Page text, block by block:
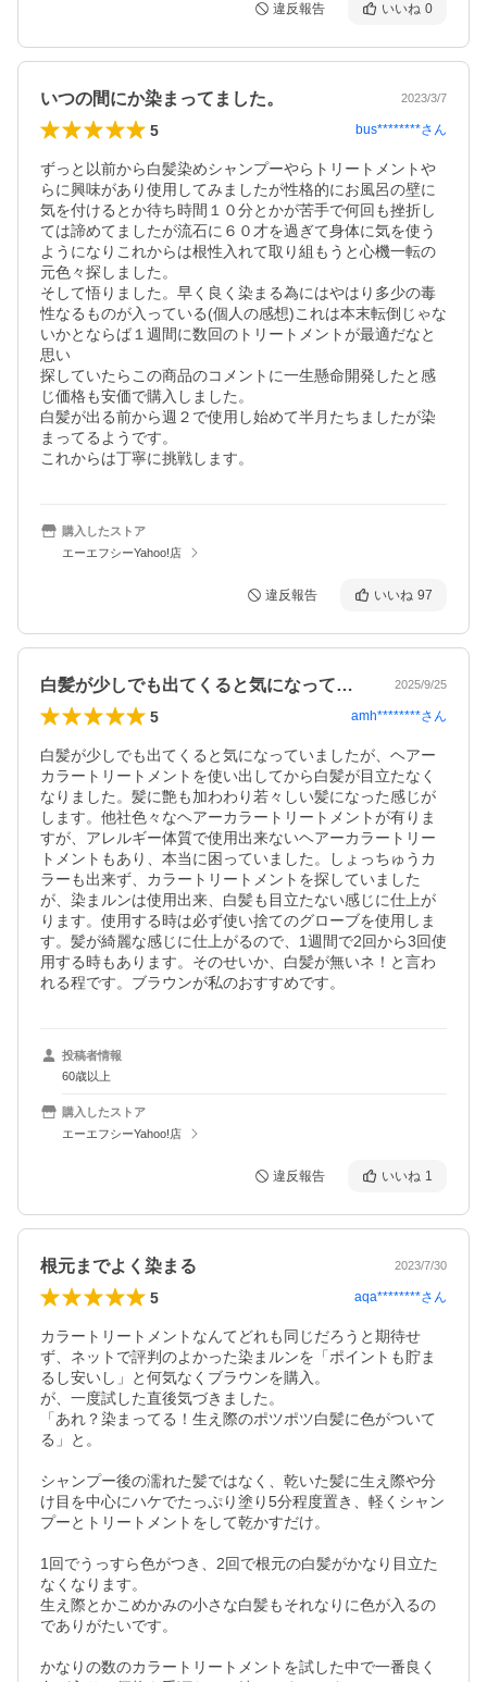
違反報告 いいね 0
いつの間にか染まってました。 2023/3/7
5 bus********さん
ずっと以前から白髪染めシャンプーやらトリートメントや
らに興味があり使用してみましたが性格的にお風呂の壁に
気を付けるとか待ち時間１０分とかが苦手で何回も挫折し
ては諦めてましたが流石に６０才を過ぎて身体に気を使う
ようになりこれからは根性入れて取り組もうと心機一転の
元色々探しました。
そして悟りました。早く良く染まる為にはやはり多少の毒
性なるものが入っている(個人の感想)これは本末転倒じゃな
いかとならば１週間に数回のトリートメントが最適だなと
思い
探していたらこの商品のコメントに一生懸命開発したと感
じ価格も安価で購入しました。
白髪が出る前から週２で使用し始めて半月たちましたが染
まってるようです。
これからは丁寧に挑戦します。
購入したストア
エーエフシーYahoo!店
違反報告 いいね 97
白髪が少しでも出てくると気になっていま… 2025/9/25
5 amh********さん
白髪が少しでも出てくると気になっていましたが、ヘアー
カラートリートメントを使い出してから白髪が目立たなく
なりました。髪に艶も加わわり若々しい髪になった感じが
します。他社色々なヘアーカラートリートメントが有りま
すが、アレルギー体質で使用出来ないヘアーカラートリー
トメントもあり、本当に困っていました。しょっちゅうカ
ラーも出来ず、カラートリートメントを探していました
が、染まルンは使用出来、白髪も目立たない感じに仕上が
ります。使用する時は必ず使い捨てのグローブを使用しま
す。髪が綺麗な感じに仕上がるので、1週間で2回から3回使
用する時もあります。そのせいか、白髪が無いネ！と言わ
れる程です。ブラウンが私のおすすめです。
投稿者情報
60歳以上
購入したストア
エーエフシーYahoo!店
違反報告 いいね 1
根元までよく染まる 2023/7/30
5 aqa********さん
カラートリートメントなんてどれも同じだろうと期待せ
ず、ネットで評判のよかった染まルンを「ポイントも貯ま
るし安いし」と何気なくブラウンを購入。
が、一度試した直後気づきました。
「あれ？染まってる！生え際のポツポツ白髪に色がついて
る」と。
シャンプー後の濡れた髪ではなく、乾いた髪に生え際や分
け目を中心にハケでたっぷり塗り5分程度置き、軽くシャン
プーとトリートメントをして乾かすだけ。
1回でうっすら色がつき、2回で根元の白髪がかなり目立た
なくなります。
生え際とかこめかみの小さな白髪もそれなりに色が入るの
でありがたいです。
かなりの数のカラートリートメントを試した中で一番良く